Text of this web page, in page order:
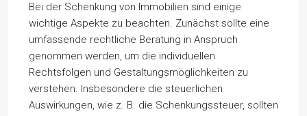
Bei der Schenkung von Immobilien sind einige
wichtige Aspekte zu beachten. Zunächst sollte eine
umfassende rechtliche Beratung in Anspruch
genommen werden, um die individuellen
Rechtsfolgen und Gestaltungsmöglichkeiten zu
verstehen. Insbesondere die steuerlichen
Auswirkungen, wie z. B. die Schenkungssteuer, sollten